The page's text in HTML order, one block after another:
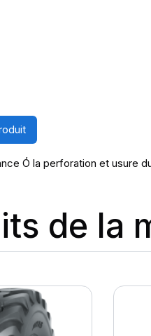
Ó la perforation et usure
de la